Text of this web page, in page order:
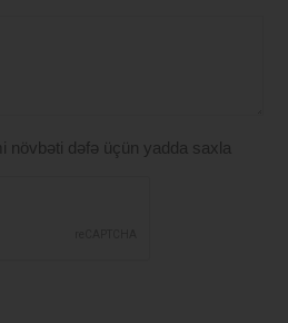
növbəti dəfə üçün yadda saxla